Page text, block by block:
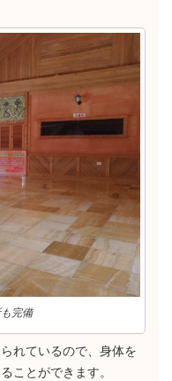
完備
れているので、身体を
ことができます。